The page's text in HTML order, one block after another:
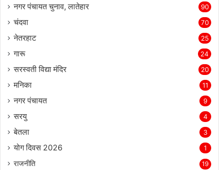
नगर पंचायत चुनाव, लातेहार 90
चंदवा 70
नेतरहाट 25
गारू 24
सरस्‍वती विद्या मंदिर 20
मनिका 11
नगर पंचायत 9
सरयु 4
बेतला 3
योग दिवस 2026 1
राजनीति 19